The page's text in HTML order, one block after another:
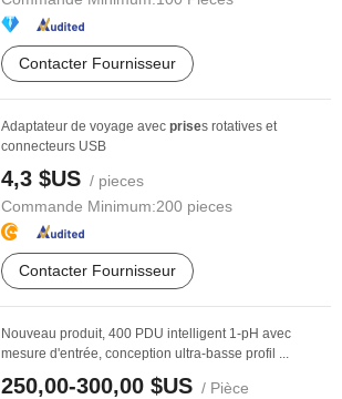
Contacter Fournisseur
Adaptateur de voyage avec prises rotatives et
connecteurs USB
4,3 $US / pieces
Commande Minimum:200 pieces
Contacter Fournisseur
Nouveau produit, 400 PDU intelligent 1-pH avec
mesure d'entrée, conception ultra-basse profil ...
250,00-300,00 $US / Pièce